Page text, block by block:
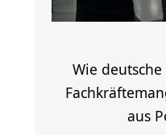
Wie
aus